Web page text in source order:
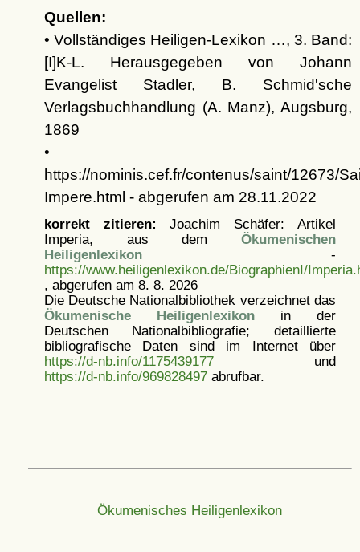
Quellen:
• Vollständiges Heiligen-Lexikon …, 3. Band:
[I]K-L. Herausgegeben von Johann
Evangelist Stadler, B. Schmid'sche
Verlagsbuchhandlung (A. Manz), Augsburg,
1869
•
https://nominis.cef.fr/contenus/saint/12673/
Impere.html - abgerufen am 28.11.2022
korrekt zitieren: Joachim Schäfer: Artikel
Imperia, aus dem Ökumenischen
Heiligenlexikon-
https://www.heiligenlexikon.de/BiographienI/
, abgerufen am 8. 8. 2026
Die Deutsche Nationalbibliothek verzeichnet das
Ökumenische Heiligenlexikonin der
Deutschen Nationalbibliografie; detaillierte
bibliografische Daten sind im Internet über
https://d-nb.info/1175439177und
https://d-nb.info/969828497abrufbar.
Ökumenisches Heiligenlexikon